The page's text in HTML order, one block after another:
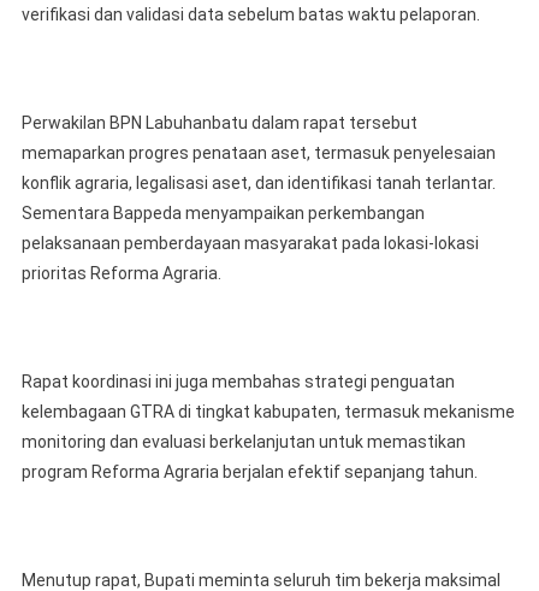
verifikasi dan validasi data sebelum batas waktu pelaporan.
Perwakilan BPN Labuhanbatu dalam rapat tersebut
memaparkan progres penataan aset, termasuk penyelesaian
konflik agraria, legalisasi aset, dan identifikasi tanah terlantar.
Sementara Bappeda menyampaikan perkembangan
pelaksanaan pemberdayaan masyarakat pada lokasi-lokasi
prioritas Reforma Agraria.
Rapat koordinasi ini juga membahas strategi penguatan
kelembagaan GTRA di tingkat kabupaten, termasuk mekanisme
monitoring dan evaluasi berkelanjutan untuk memastikan
program Reforma Agraria berjalan efektif sepanjang tahun.
Menutup rapat, Bupati meminta seluruh tim bekerja maksimal